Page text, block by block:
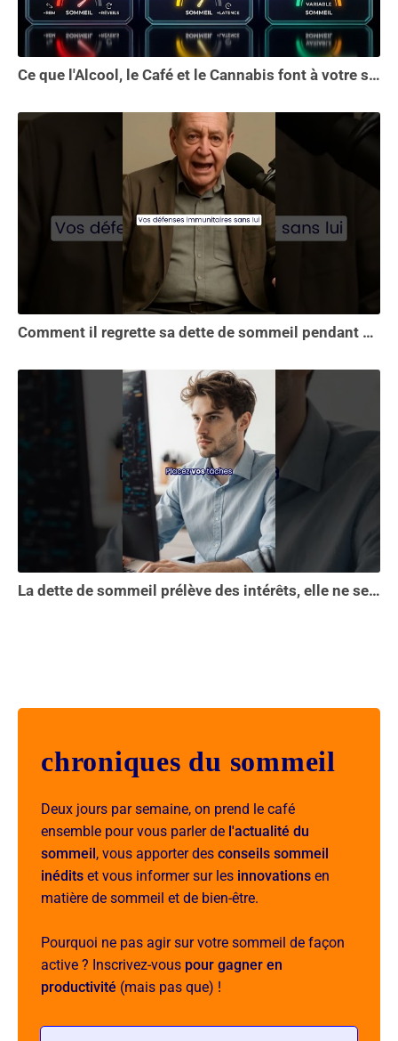
Ce que l'Alcool, le Café et le Cannabis font à votre sommeil vous choquera
Comment il regrette sa dette de sommeil pendant 30 ans.
La dette de sommeil prélève des intérêts, elle ne se solde pas en une seule nuit...
chroniques du sommeil
Deux jours par semaine, on prend le café
ensemble pour vous parler de l'actualité du
sommeil, vous apporter des conseils sommeil
inédits et vous informer sur les innovations en
matière de sommeil et de bien-être.
Pourquoi ne pas agir sur votre sommeil de façon
active ? Inscrivez-vous pour gagner en
productivité (mais pas que) !